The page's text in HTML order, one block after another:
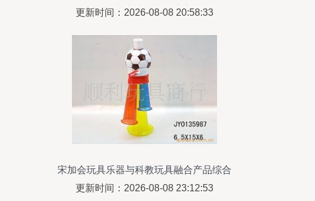
教、科教与亲子互动的完美融合
更新时间：2026-08-08 20:58:33
宋加会玩具乐器与科教玩具融合产品综合
目录
更新时间：2026-08-08 23:12:53